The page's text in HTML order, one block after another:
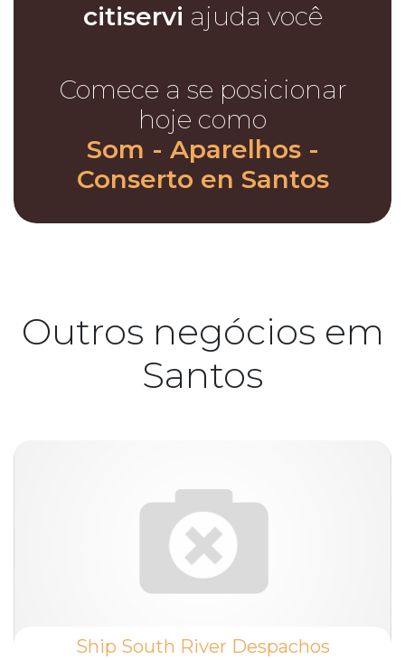
citiservi ajuda você
Comece a se posicionar
hoje como
Som - Aparelhos -
Conserto en Santos
Outros negócios em
Santos
Ship South River Despachos